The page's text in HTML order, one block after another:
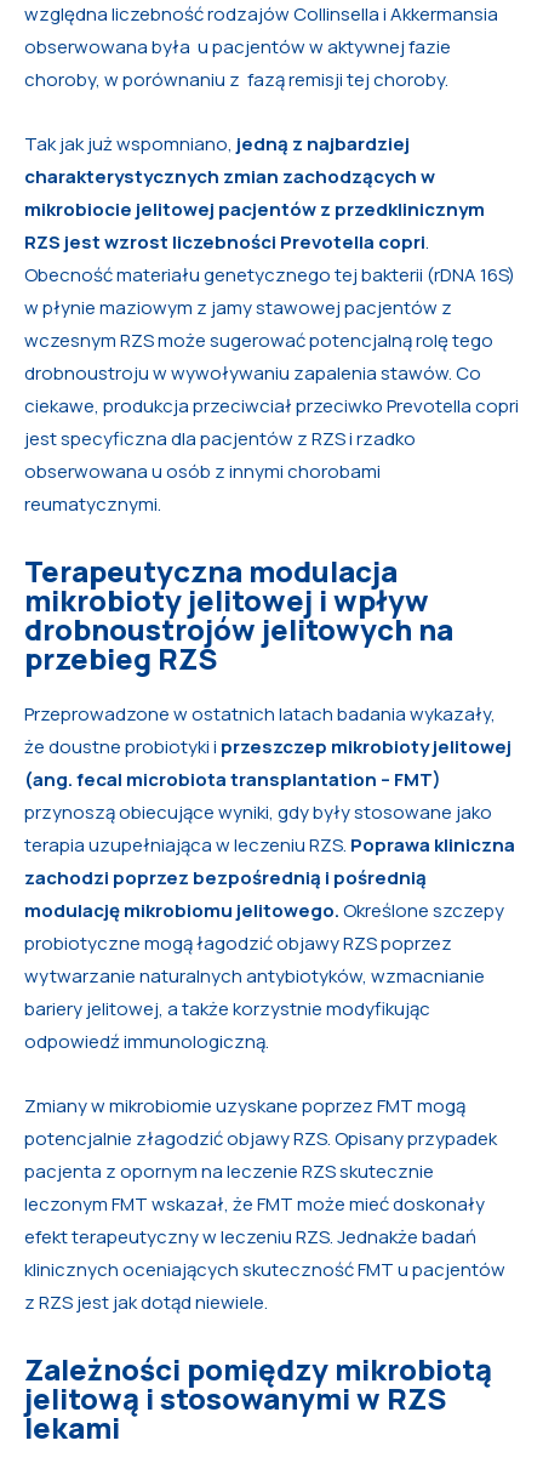
względna liczebność rodzajów Collinsella i Akkermansia
obserwowana była u pacjentów w aktywnej fazie
choroby, w porównaniu z fazą remisji tej choroby.
Tak jak już wspomniano, jedną z najbardziej
charakterystycznych zmian zachodzących w
mikrobiocie jelitowej pacjentów z przedklinicznym
RZS jest wzrost liczebności Prevotella copri.
Obecność materiału genetycznego tej bakterii (rDNA 16S)
w płynie maziowym z jamy stawowej pacjentów z
wczesnym RZS może sugerować potencjalną rolę tego
drobnoustroju w wywoływaniu zapalenia stawów. Co
ciekawe, produkcja przeciwciał przeciwko Prevotella copri
jest specyficzna dla pacjentów z RZS i rzadko
obserwowana u osób z innymi chorobami
reumatycznymi.
Terapeutyczna modulacja
mikrobioty jelitowej i wpływ
drobnoustrojów jelitowych na
przebieg RZS
Przeprowadzone w ostatnich latach badania wykazały,
że doustne probiotyki i przeszczep mikrobioty jelitowej
(ang. fecal microbiota transplantation – FMT)
przynoszą obiecujące wyniki, gdy były stosowane jako
terapia uzupełniająca w leczeniu RZS. Poprawa kliniczna
zachodzi poprzez bezpośrednią i pośrednią
modulację mikrobiomu jelitowego.Określone szczepy
probiotyczne mogą łagodzić objawy RZS poprzez
wytwarzanie naturalnych antybiotyków, wzmacnianie
bariery jelitowej, a także korzystnie modyfikując
odpowiedź immunologiczną.
Zmiany w mikrobiomie uzyskane poprzez FMT mogą
potencjalnie złagodzić objawy RZS. Opisany przypadek
pacjenta z opornym na leczenie RZS skutecznie
leczonym FMT wskazał, że FMT może mieć doskonały
efekt terapeutyczny w leczeniu RZS. Jednakże badań
klinicznych oceniających skuteczność FMT u pacjentów
z RZS jest jak dotąd niewiele.
Zależności pomiędzy mikrobiotą
jelitową i stosowanymi w RZS
lekami